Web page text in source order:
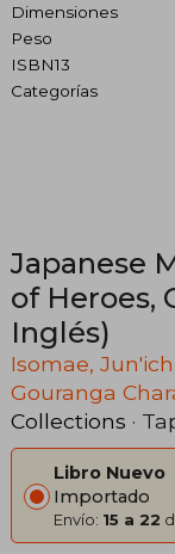
Dimensiones
Peso
ISBN13
Categorías
Japanese
of Heroes,
Inglés)
Isomae,
Gouranga
Collections ·
Libro Nuevo
Importado
Envío: 15 a 22